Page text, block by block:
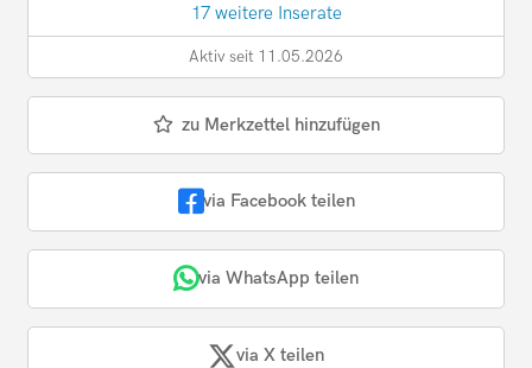
17 weitere Inserate
Aktiv seit 11.05.2026
zu Merkzettel hinzufügen
via Facebook teilen
via WhatsApp teilen
via X teilen